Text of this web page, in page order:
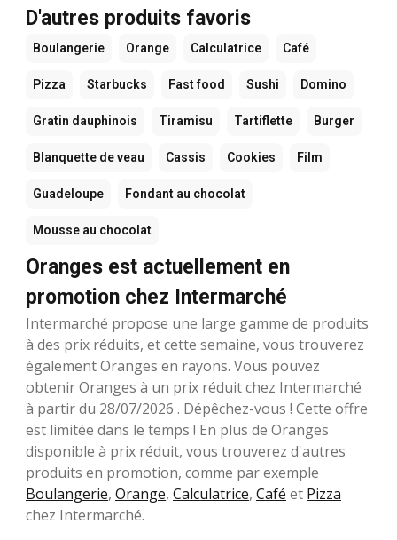
D'autres produits favoris
Boulangerie Orange Calculatrice Café
Pizza Starbucks Fast food Sushi Domino
Gratin dauphinois Tiramisu Tartiflette Burger
Blanquette de veau Cassis Cookies Film
Guadeloupe Fondant au chocolat
Mousse au chocolat
Oranges est actuellement en
promotion chez Intermarché
Intermarché propose une large gamme de produits
à des prix réduits, et cette semaine, vous trouverez
également Oranges en rayons. Vous pouvez
obtenir Oranges à un prix réduit chez Intermarché
à partir du 28/07/2026 . Dépêchez-vous ! Cette offre
est limitée dans le temps ! En plus de Oranges
disponible à prix réduit, vous trouverez d'autres
produits en promotion, comme par exemple
Boulangerie, Orange, Calculatrice, Café et Pizza
chez Intermarché.